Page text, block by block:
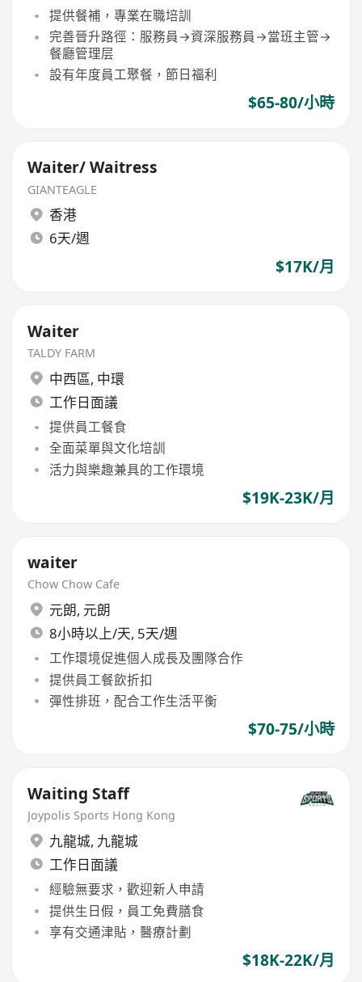
提供餐補，專業在職培訓
完善晉升路徑：服務員→資深服務員→當班主管→
餐廳管理层
設有年度員工聚餐，節日福利
$65-80/小時
Waiter/ Waitress
GIANTEAGLE
香港
6天/週
$17K/月
Waiter
TALDY FARM
中西區, 中環
工作日面議
提供員工餐食
全面菜單與文化培訓
活力與樂趣兼具的工作環境
$19K-23K/月
waiter
Chow Chow Cafe
元朗, 元朗
8小時以上/天, 5天/週
工作環境促進個人成長及團隊合作
提供員工餐飲折扣
彈性排班，配合工作生活平衡
$70-75/小時
Waiting Staff
Joypolis Sports Hong Kong
九龍城, 九龍城
工作日面議
經驗無要求，歡迎新人申請
提供生日假，員工免費膳食
享有交通津貼，醫療計劃
$18K-22K/月